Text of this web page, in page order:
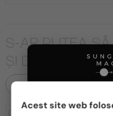
S-AR PUTEA SĂ
ȘI DE
TOATE PRODUSELE
Acest site web